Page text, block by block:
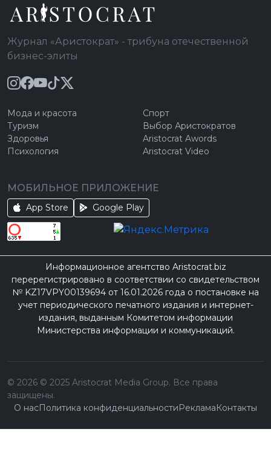
Журнал «Аристократ» - трибуна отечественной
бизнес-элиты
Мода и красота
Туризм
Здоровья
Психология
Спорт
Выбор Аристократов
Aristocrat Awords
Aristocrat Video
МОБИЛЬНОЕ ПРИЛОЖЕНИЕ
App Store Google Play
Информационное агентство Aristocrat.biz
перерегистрировано в соответствии со свидетельством
№ KZ17VPY00139694 от 16.01.2026 года о постановке на
учет периодического печатного издания и интернет-
издания, выданным Комитетом информации
Министерства информации и коммуникаций.
© 2026 © 2025 Aristocrat Media Group. Все права
защищены.
О насПолитика конфиденциальностиРекламаКонтакты